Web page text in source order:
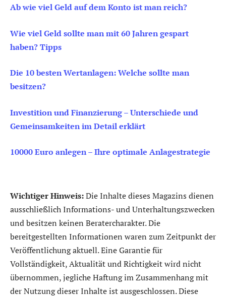
Ab wie viel Geld auf dem Konto ist man reich?
Wie viel Geld sollte man mit 60 Jahren gespart
haben? Tipps
Die 10 besten Wertanlagen: Welche sollte man
besitzen?
Investition und Finanzierung – Unterschiede und
Gemeinsamkeiten im Detail erklärt
10000 Euro anlegen – Ihre optimale Anlagestrategie
Wichtiger Hinweis:Die Inhalte dieses Magazins dienen
ausschließlich Informations- und Unterhaltungszwecken
und besitzen keinen Beratercharakter. Die
bereitgestellten Informationen waren zum Zeitpunkt der
Veröffentlichung aktuell. Eine Garantie für
Vollständigkeit, Aktualität und Richtigkeit wird nicht
übernommen, jegliche Haftung im Zusammenhang mit
der Nutzung dieser Inhalte ist ausgeschlossen. Diese